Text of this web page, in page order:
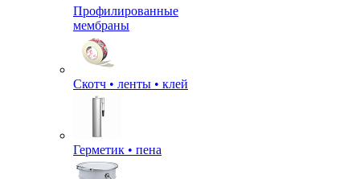
Профилированные
мембраны
Скотч • ленты • клей
Герметик • пена